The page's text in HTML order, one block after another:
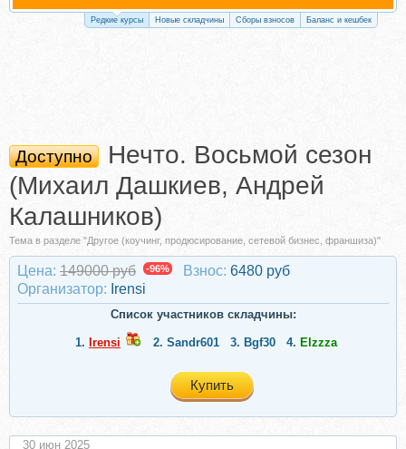
Редкие курсы Новые складчины Сборы взносов Баланс и кешбек
Доступно
Нечто. Восьмой сезон
(Михаил Дашкиев, Андрей
Калашников)
Тема в разделе "Другое (коучинг, продюсирование, сетевой бизнес, франшиза)"
Цена: 149000 руб -96% Взнос: 6480 руб
Организатор: Irensi
Список участников складчины:
1. Irensi 2. Sandr601 3. Bgf30 4. Elzzza
Купить
30 июн 2025